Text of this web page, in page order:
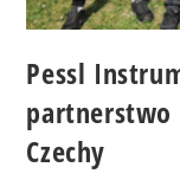
Pessl
partnerstwo
Czechy